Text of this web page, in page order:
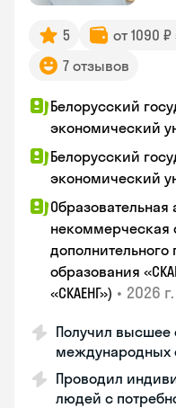
5 от 1090
7 отзывов
Белорусский
экономический
Белорусский
экономический
Образовательная
некоммерческая
образования
«СКАЕНГ») • 2026 г.
Получил высшее
международных
Проводил
людей с